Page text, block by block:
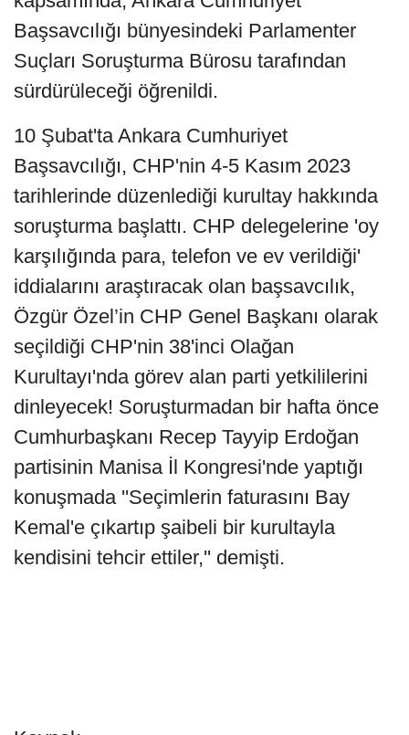
Başsavcılığı bünyesindeki Parlamenter
Suçları Soruşturma Bürosu tarafından
sürdürüleceği öğrenildi.
10 Şubat'ta Ankara Cumhuriyet
Başsavcılığı, CHP'nin 4-5 Kasım 2023
tarihlerinde düzenlediği kurultay hakkında
soruşturma başlattı. CHP delegelerine 'oy
karşılığında para, telefon ve ev verildiği'
iddialarını araştıracak olan başsavcılık,
Özgür Özel’in CHP Genel Başkanı olarak
seçildiği CHP'nin 38'inci Olağan
Kurultayı'nda görev alan parti yetkililerini
dinleyecek! Soruşturmadan bir hafta önce
Cumhurbaşkanı Recep Tayyip Erdoğan
partisinin Manisa İl Kongresi'nde yaptığı
konuşmada ''Seçimlerin faturasını Bay
Kemal'e çıkartıp şaibeli bir kurultayla
kendisini tehcir ettiler,'' demişti.